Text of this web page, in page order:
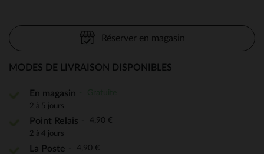
Réserver en magasin
MODES DE LIVRAISON DISPONIBLES
En magasin
2 à 5 jours
Point Relais 4,90 €
2 à 4 jours
La Poste 4,90 €